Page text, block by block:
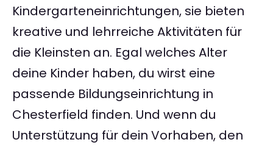
Kindergarteneinrichtungen, sie bieten
kreative und lehrreiche Aktivitäten für
die Kleinsten an. Egal welches Alter
deine Kinder haben, du wirst eine
passende Bildungseinrichtung in
Chesterfield finden. Und wenn du
Unterstützung für dein Vorhaben, den